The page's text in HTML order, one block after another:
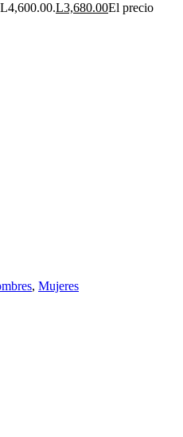
L3,680.00El precio
, Mujeres